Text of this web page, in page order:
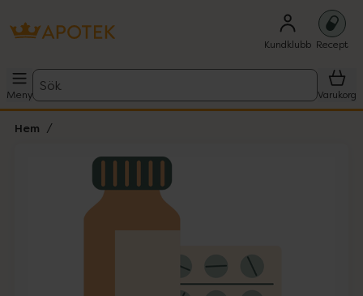
Kundklubb Recept
Meny
Sök
Varukorg
Hem
Lista: . Innehåller 1 objekt.